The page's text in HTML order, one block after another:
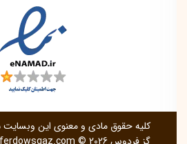
کلیه حقوق مادی و معنوی این